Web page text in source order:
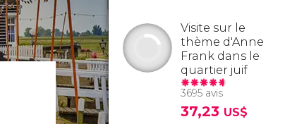
Visite sur le
thème d'Anne
Frank dans le
quartier juif
3695 avis
37,23 US$